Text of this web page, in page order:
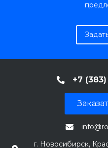
+7
г. Новосибирск,